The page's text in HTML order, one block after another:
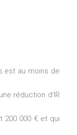
est au moins de
réduction d’IR
200 000 € et qui